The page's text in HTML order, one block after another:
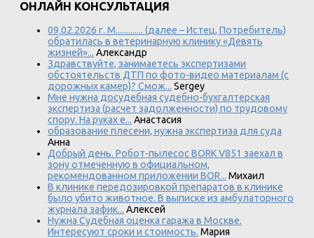
ОНЛАЙН КОНСУЛЬТАЦИЯ
09.02.2026 г. М............. (далее – Истец, Потребитель)
обратилась в ветеринарную клинику «Девять
жизней»... Александр
Здравствуйте, занимаетесь экспертизами
обстоятельств ДТП по фото-видео материалам (с
дорожных камер)? Смож... Sergey
Мне нужна досудебная судебно-бухгалтерская
экспертиза (расчет задолженности) по трудовому
спору. На руках е... Анастасия
образование плесени, нужна экспертиза для суда
Анна
Добрый день. Робот-пылесос BORK V851 заехал в
зону отмеченную в официальном,
рекомендованном приложении BOR... Михаил
В клинике передозировкой препаратов в клинике
было убито животное. В выписке из амбулаторного
журнала зафик... Алексей
Нужна Судебная оценка гаража в Москве.
Интересуют сроки и стоимость. Мария